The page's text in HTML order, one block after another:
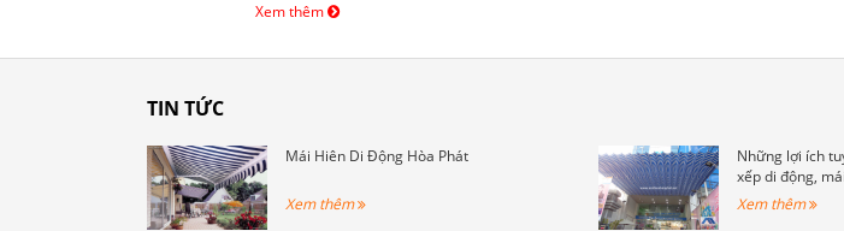
Xem thêm
TIN TỨC
Mái Hiên Di Động Hòa Phát
Xem thêm
Những lợi ích
xếp di động,
Xem thêm